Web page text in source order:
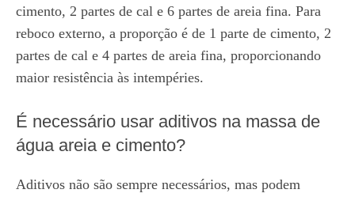
cimento, 2 partes de cal e 6 partes de areia fina. Para
reboco externo, a proporção é de 1 parte de cimento, 2
partes de cal e 4 partes de areia fina, proporcionando
maior resistência às intempéries.
É necessário usar aditivos na massa de
água areia e cimento?
Aditivos não são sempre necessários, mas podem